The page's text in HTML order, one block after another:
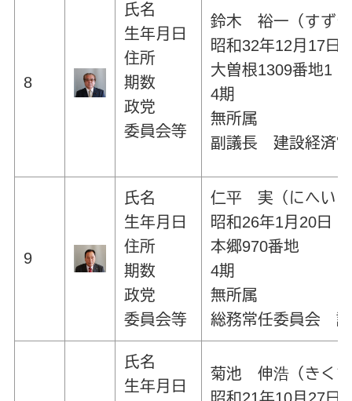
8
氏名
生年月日
住所
期数
政党
委員会等
鈴木 裕一（すず
昭和32年12月17日
大曽根1309番地1
4期
無所属
副議長 建設経済
9
氏名
生年月日
住所
期数
政党
委員会等
仁平 実（にへい
昭和26年1月20日
本郷970番地
4期
無所属
総務常任委員会
氏名
生年月日
菊池 伸浩（きく